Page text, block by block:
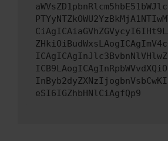
eSI6IGZhbHNlCiAgfQp9